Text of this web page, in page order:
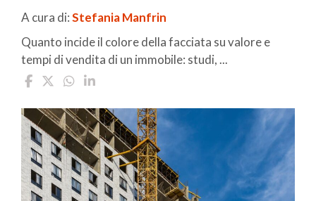
A cura di:Stefania Manfrin
Quanto incide il colore della facciata su valore e
tempi di vendita di un immobile: studi, ...